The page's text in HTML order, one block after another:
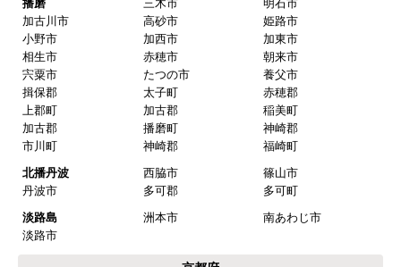
播磨
三木市
明石市
加古川市
高砂市
姫路市
小野市
加西市
加東市
相生市
赤穂市
朝来市
宍粟市
たつの市
養父市
揖保郡
太子町
赤穂郡
上郡町
加古郡
稲美町
加古郡
播磨町
神崎郡
市川町
神崎郡
福崎町
北播丹波
西脇市
篠山市
丹波市
多可郡
多可町
淡路島
洲本市
南あわじ市
淡路市